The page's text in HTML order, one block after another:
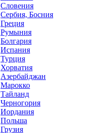
Словения
Сербия, Босния
Греция
Румыния
Болгария
Испания
Турция
Хорватия
Азербайджан
Марокко
Тайланд
Черногория
Иордания
Польша
Грузия